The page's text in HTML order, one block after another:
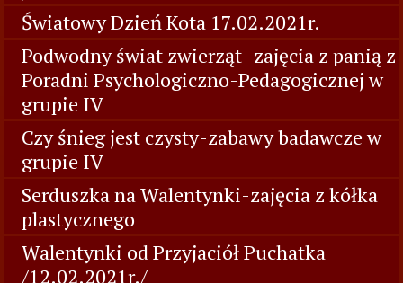
Światowy Dzień Kota 17.02.2021r.
Podwodny świat zwierząt- zajęcia z panią z
Poradni Psychologiczno-Pedagogicznej w
grupie IV
Czy śnieg jest czysty-zabawy badawcze w
grupie IV
Serduszka na Walentynki-zajęcia z kółka
plastycznego
Walentynki od Przyjaciół Puchatka
/12.02.2021r./